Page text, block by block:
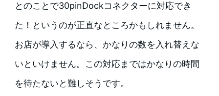
とのことで30pinDockコネクターに対応でき
た！というのが正直なところかもしれません。
お店が導入するなら、かなりの数を入れ替えな
いといけません。この対応まではかなりの時間
を待たないと難しそうです。